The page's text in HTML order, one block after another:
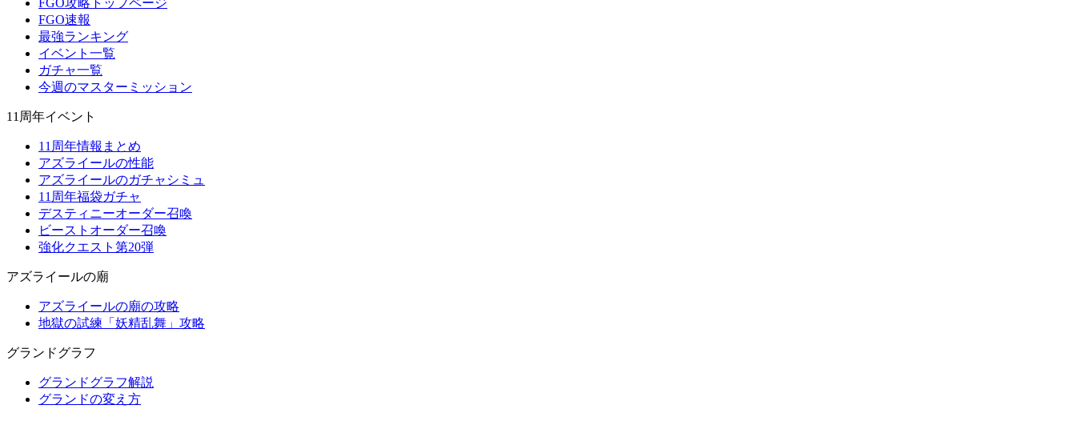
FGO攻略トップページ
FGO速報
最強ランキング
イベント一覧
ガチャ一覧
今週のマスターミッション
11周年イベント
11周年情報まとめ
アズライールの性能
アズライールのガチャシミュ
11周年福袋ガチャ
デスティニーオーダー召喚
ビーストオーダー召喚
強化クエスト第20弾
アズライールの廟
アズライールの廟の攻略
地獄の試練「妖精乱舞」攻略
グランドグラフ
グランドグラフ解説
グランドの変え方